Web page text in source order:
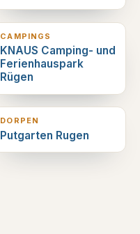
5 km verderop
CAMPINGS
KNAUS Camping- und
Ferienhauspark
Rügen
9 km verderop
DORPEN
Putgarten Rugen